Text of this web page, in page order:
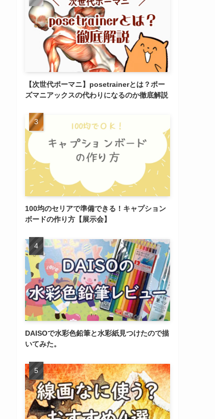
【次世代ポーマニ】posetrainerとは？ポー
ズマニアックスの代わりになるのか徹底解説
100均のセリアで準備できる！キャプション
ボードの作り方【展示会】
DAISOで水彩色鉛筆と水彩紙見つけたので描
いてみた。